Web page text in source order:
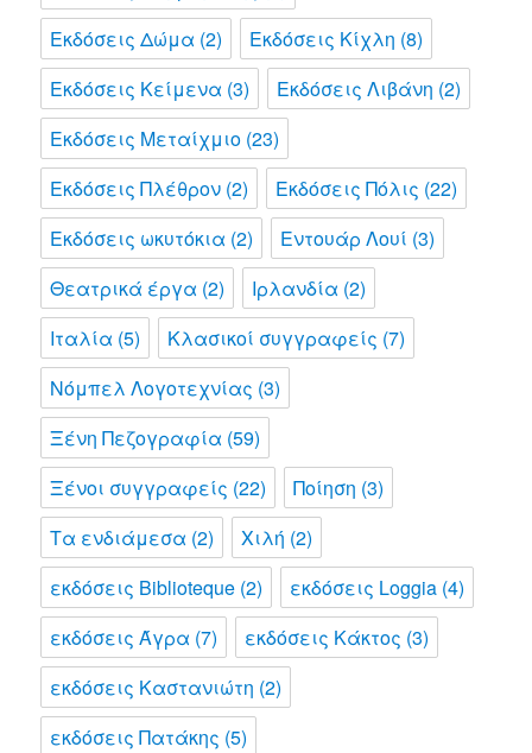
Εκδόσεις Δώμα (2) Εκδόσεις Κίχλη (8)
Εκδόσεις Κείμενα (3) Εκδόσεις Λιβάνη (2)
Εκδόσεις Μεταίχμιο (23)
Εκδόσεις Πλέθρον (2) Εκδόσεις Πόλις (22)
Εκδόσεις ωκυτόκια (2) Εντουάρ Λουί (3)
Θεατρικά έργα (2) Ιρλανδία (2)
Ιταλία (5) Κλασικοί συγγραφείς (7)
Νόμπελ Λογοτεχνίας (3)
Ξένη Πεζογραφία (59)
Ξένοι συγγραφείς (22) Ποίηση (3)
Τα ενδιάμεσα (2) Χιλή (2)
εκδόσεις Biblioteque (2) εκδόσεις Loggia (4)
εκδόσεις Άγρα (7) εκδόσεις Κάκτος (3)
εκδόσεις Καστανιώτη (2)
εκδόσεις Πατάκης (5)